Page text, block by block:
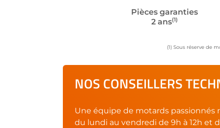
Pièces garanties
2 ans(1)
(1) Sous réserve de
NOS CONSEILLERS
Une équipe de motards passionnés
du lundi au vendredi de 9h à 12h et